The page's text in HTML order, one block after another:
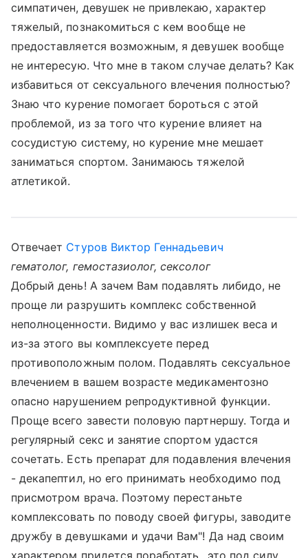
симпатичен, девушек не привлекаю, характер
тяжелый, познакомиться с кем вообще не
предоставляется возможным, я девушек вообще
не интересую. Что мне в таком случае делать? Как
избавиться от сексуального влечения полностью?
Знаю что курение помогает бороться с этой
проблемой, из за того что курение влияет на
сосудистую систему, но курение мне мешает
заниматься спортом. Занимаюсь тяжелой
атлетикой.
Отвечает Стуров Виктор Геннадьевич
гематолог, гемостазиолог, сексолог
Добрый день! А зачем Вам подавлять либидо, не
проще ли разрушить комплекс собственной
неполноценности. Видимо у вас излишек веса и
из-за этого вы комплексуете перед
противоположным полом. Подавлять сексуальное
влечением в вашем возрасте медикаментозно
опасно нарушением репродуктивной функции.
Проще всего завести половую партнершу. Тогда и
регулярный секс и занятие спортом удастся
сочетать. Есть препарат для подавления влечения
- декапептил, но его принимать необходимо под
присмотром врача. Поэтому перестаньте
комплексовать по поводу своей фигуры, заводите
дружбу в девушками и удачи Вам"! Да над своим
характером придется поработать...это под силу